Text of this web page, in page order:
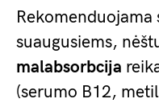
suaugusiems,
malabsorbcija
(serumo B12,